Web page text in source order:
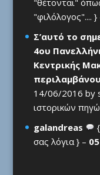
"φιλόλογος".... }
Σ’αυτό το
4ου
Κεντρικής
14/06/2016 by
ιστορικών
galandreas
σας λόγια } –